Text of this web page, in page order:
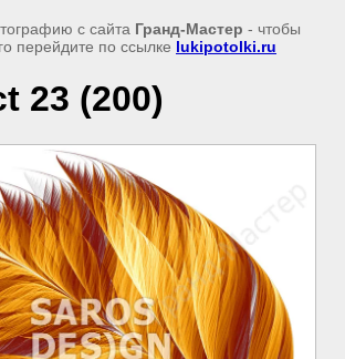
с сайта Гранд-Мастер - чтобы
перейдите по ссылке lukipotolki.ru
23 (200)